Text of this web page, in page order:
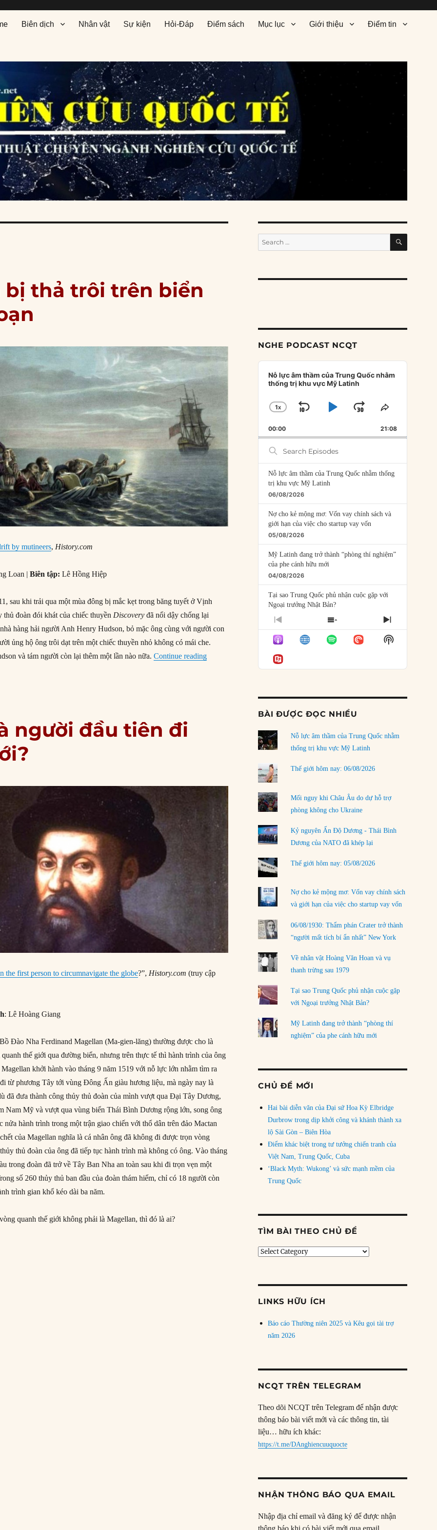
Biên dịch Nhân vật Sự kiện Hỏi-Đáp Điểm sách Mục lục Giới thiệu Điểm tin
bị thả trôi trên biển
by mutineers, History.com
Loan |Biên tập:Lê Hồng Hiệp
sau khi trải qua một mùa đông bị mắc kẹt trong băng tuyết ở Vịnh
thủ đoàn đói khát của chiếc thuyền Discovery đã nổi dậy chống lại
hàng hải người Anh Henry Hudson, bỏ mặc ông cùng với người con
ủng hộ ông trôi dạt trên một chiếc thuyền nhỏ không có mái che.
và tám người còn lại thêm một lần nào nữa.Continue reading“22/06/1611: Hudson bị thả trôi trên biển bởi những kẻ nổi loạn”
người đầu tiên đi
the first person to circumnavigate the globe?”, History.com (truy cập
: Lê Hoàng Giang
Đào Nha Ferdinand Magellan (Ma-gien-lăng) thường được cho là
thế giới qua đường biển, nhưng trên thực tế thì hành trình của ông
khởi hành vào tháng 9 năm 1519 với nỗ lực lớn nhằm tìm ra
từ phương Tây tới vùng Đông Ấn giàu hương liệu, mà ngày nay là
đã đưa thành công thủy thủ đoàn của mình vượt qua Đại Tây Dương,
Nam Mỹ và vượt qua vùng biển Thái Bình Dương rộng lớn, song ông
nửa hành trình trong một trận giao chiến với thổ dân trên đảo Mactan
của Magellan nghĩa là cá nhân ông đã không đi được trọn vòng
thủ đoàn của ông đã tiếp tục hành trình mà không có ông. Vào tháng
trong đoàn đã trở về Tây Ban Nha an toàn sau khi đi trọn vẹn một
số 260 thủy thủ ban đầu của đoàn thám hiểm, chỉ có 18 người còn
trình gian khổ kéo dài ba năm.
quanh thế giới không phải là Magellan, thì đó là ai?
có phải là người đầu tiên đi vòng quanh thế giới?”
Search
for:
SEARCH
NGHE PODCAST NCQT
Audio
Player
Nỗ lực âm thầm của Trung Quốc nhằm
thống trị khu vực Mỹ Latinh
CHANGE
RATE
1X
SKIP
BACKWARD
PLAYJUMP
FORWARD
SHARE
EPISODE
00:00 21:08
Search
Episodes
Nỗ lực âm thầm của Trung Quốc nhằm thống
trị khu vực Mỹ Latinh
06/08/2026
Nợ cho kẻ mộng mơ: Vốn vay chính sách và
giới hạn của việc cho startup vay vốn
05/08/2026
Mỹ Latinh đang trở thành “phòng thí nghiệm”
của phe cánh hữu mới
04/08/2026
Tại sao Trung Quốc phủ nhận cuộc gặp với
Ngoại trưởng Nhật Bản?
04/08/2026
Điểm mù chiến lược của Trump tại Thái Bình
Dương
03/08/2026
rủi ro
01/08/2026
31/07/2026
phải chịu đựng?
30/07/2026
Tập tìm cách chôn vùi bê bối chấn động vòng
tròn thân cận của mình
PREVIOUS
EPISODE
SHOW
EPISODES
LIST
NEXT
EPISODE
Show
Podcast
BÀI ĐƯỢC ĐỌC NHIỀU
Nỗ lực âm thầm của Trung Quốc nhằm
thống trị khu vực Mỹ Latinh
Thế giới hôm nay: 06/08/2026
Mối nguy khi Châu Âu do dự hỗ trợ
phòng không cho Ukraine
Kỷ nguyên Ấn Độ Dương - Thái Bình
Dương của NATO đã khép lại
Thế giới hôm nay: 05/08/2026
Nợ cho kẻ mộng mơ: Vốn vay chính sách
và giới hạn của việc cho startup vay vốn
06/08/1930: Thẩm phán Crater trở thành
“người mất tích bí ẩn nhất” New York
Về nhân vật Hoàng Văn Hoan và vụ
thanh trừng sau 1979
Tại sao Trung Quốc phủ nhận cuộc gặp
với Ngoại trưởng Nhật Bản?
Mỹ Latinh đang trở thành “phòng thí
nghiệm” của phe cánh hữu mới
CHỦ ĐỀ MỚI
Hai bài diễn văn của Đại sứ Hoa Kỳ Elbridge
Durbrow trong dịp khởi công và khánh thành xa
lộ Sài Gòn – Biên Hòa
Điểm khác biệt trong tư tưởng chiến tranh của
Việt Nam, Trung Quốc, Cuba
‘Black Myth: Wukong’ và sức mạnh mềm của
Trung Quốc
TÌM BÀI THEO CHỦ ĐỀ
Tìm
LINKS HỮU ÍCH
Báo cáo Thường niên 2025 và Kêu gọi tài trợ
năm 2026
NCQT TRÊN TELEGRAM
Theo dõi NCQT trên Telegram để nhận được
thông báo bài viết mới và các thông tin, tài
liệu… hữu ích khác:
https://t.me/DAnghiencuuquocte
NHẬN THÔNG BÁO QUA EMAIL
Nhập địa chỉ email và đăng ký để được nhận